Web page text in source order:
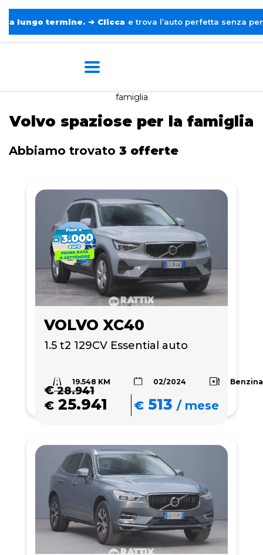
termine. ➔ Clicca e trova l’auto perfetta senza pensieri. ❤️
famiglia
Volvo spaziose per la famiglia
Abbiamo trovato 3 offerte
VOLVO XC40
1.5 t2 129CV Essential auto
19.548 KM 02/2024 Benzina
€28.941
€ 25.941 € 513 /mese